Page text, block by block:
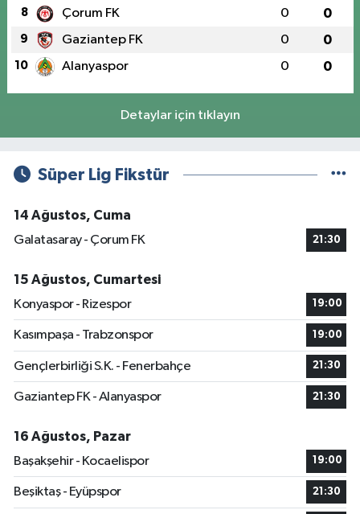
8 Çorum FK 0 0
9 Gaziantep FK 0 0
10 Alanyaspor 0 0
Detaylar için tıklayın
Süper Lig Fikstür
14 Ağustos, Cuma
Galatasaray - Çorum FK
21:30
15 Ağustos, Cumartesi
Konyaspor - Rizespor
19:00
Kasımpaşa - Trabzonspor 19:00
Gençlerbirliği S.K. - Fenerbahçe 21:30
Gaziantep FK - Alanyaspor 21:30
16 Ağustos, Pazar
Başakşehir - Kocaelispor
19:00
Beşiktaş - Eyüpspor 21:30